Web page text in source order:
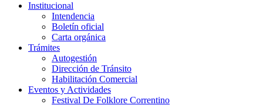
Institucional
Intendencia
Boletín oficial
Carta orgánica
Trámites
Autogestión
Dirección de Tránsito
Habilitación Comercial
Eventos y Actividades
Festival De Folklore Correntino